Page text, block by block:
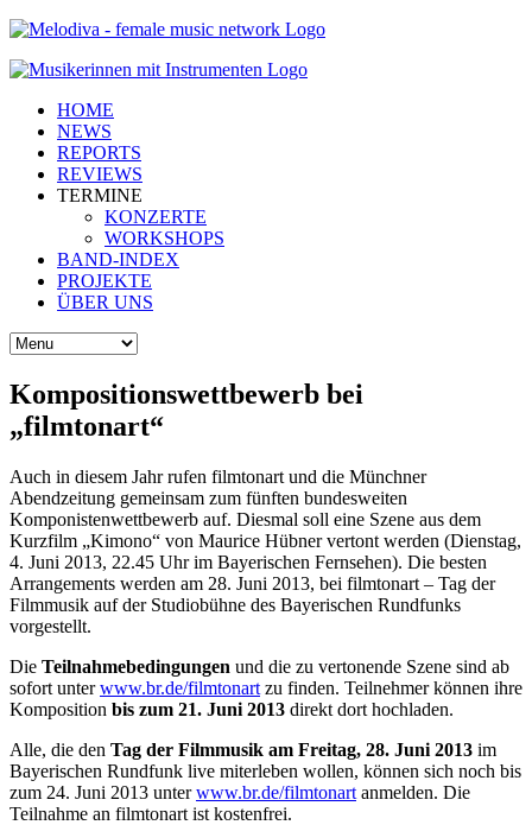
HOME
NEWS
REPORTS
REVIEWS
TERMINE
KONZERTE
WORKSHOPS
BAND-INDEX
PROJEKTE
ÜBER UNS
Kompositionswettbewerb bei
„filmtonart“
Auch in diesem Jahr rufen filmtonart und die Münchner
Abendzeitung gemeinsam zum fünften bundesweiten
Komponistenwettbewerb auf. Diesmal soll eine Szene aus dem
Kurzfilm „Kimono“ von Maurice Hübner vertont werden (Dienstag,
4. Juni 2013, 22.45 Uhr im Bayerischen Fernsehen). Die besten
Arrangements werden am 28. Juni 2013, bei filmtonart – Tag der
Filmmusik auf der Studiobühne des Bayerischen Rundfunks
vorgestellt.
Die Teilnahmebedingungen und die zu vertonende Szene sind ab
sofort unterwww.br.de/filmtonart zu finden. Teilnehmer können ihre
Komposition bis zum 21. Juni 2013 direkt dort hochladen.
Alle, die den Tag der Filmmusik am Freitag, 28. Juni 2013 im
Bayerischen Rundfunk live miterleben wollen, können sich noch bis
zum 24. Juni 2013 unterwww.br.de/filmtonart anmelden. Die
Teilnahme an filmtonart ist kostenfrei.